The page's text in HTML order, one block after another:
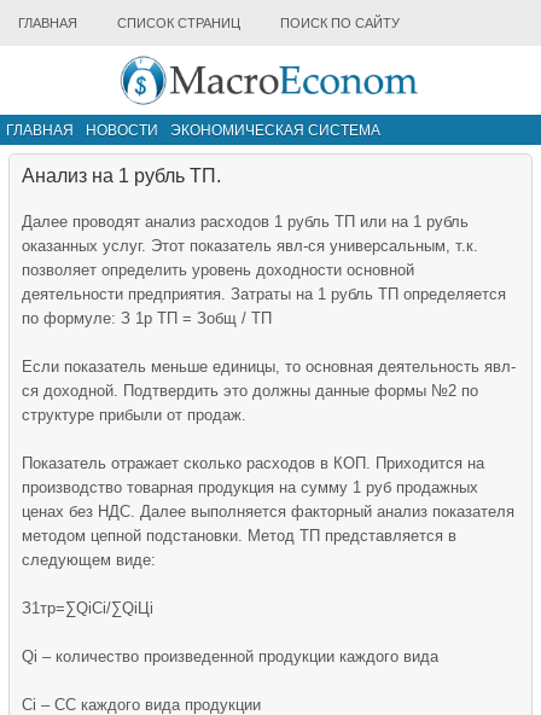
ГЛАВНАЯ СПИСОК СТРАНИЦ ПОИСК ПО САЙТУ
ГЛАВНАЯ НОВОСТИ
ЭКОНОМИЧЕСКАЯ СИСТЕМА
ИНФРАСТРУКТУРА РЫНКА
Анализ на 1 рубль ТП.
Далее проводят анализ расходов 1 рубль ТП или на 1 рубль
оказанных услуг. Этот показатель явл-ся универсальным, т.к.
позволяет определить уровень доходности основной
деятельности предприятия. Затраты на 1 рубль ТП определяется
по формуле: З 1р ТП = Зобщ / ТП
Если показатель меньше единицы, то основная деятельность явл-
ся доходной. Подтвердить это должны данные формы №2 по
структуре прибыли от продаж.
Показатель отражает сколько расходов в КОП. Приходится на
производство товарная продукция на сумму 1 руб продажных
ценах без НДС. Далее выполняется факторный анализ показателя
методом цепной подстановки. Метод ТП представляется в
следующем виде:
З1тр=∑QiCi/∑QiЦi
Qi – количество произведенной продукции каждого вида
Ci – СС каждого вида продукции